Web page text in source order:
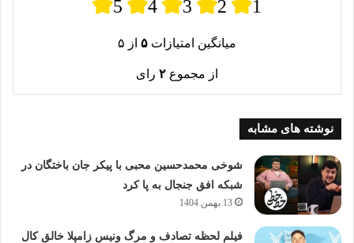
5 4 3 2 1
میانگین امتیازات ۵ از ۵
از مجموع ۲ رای
نوشته های مشابه
شوخی محمدحسین محبی با پیکر جان باختگان در
شبکه افق جنجال به پا کرد
13 بهمن 1404
فیلم لحظه تصادف و مرگ ونیس زامپلا خالق کال